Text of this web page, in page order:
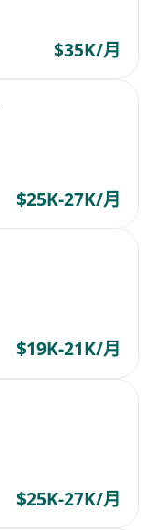
$35K/月
$25K-27K/月
$19K-21K/月
$25K-27K/月